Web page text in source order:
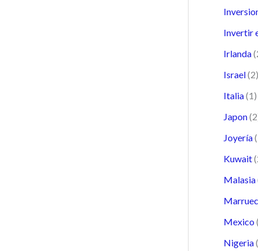
Invertir
Irlanda
Israel(2)
Italia(1)
Japon
Joyería
Kuwait
Malasia
Mexico
Nigeria